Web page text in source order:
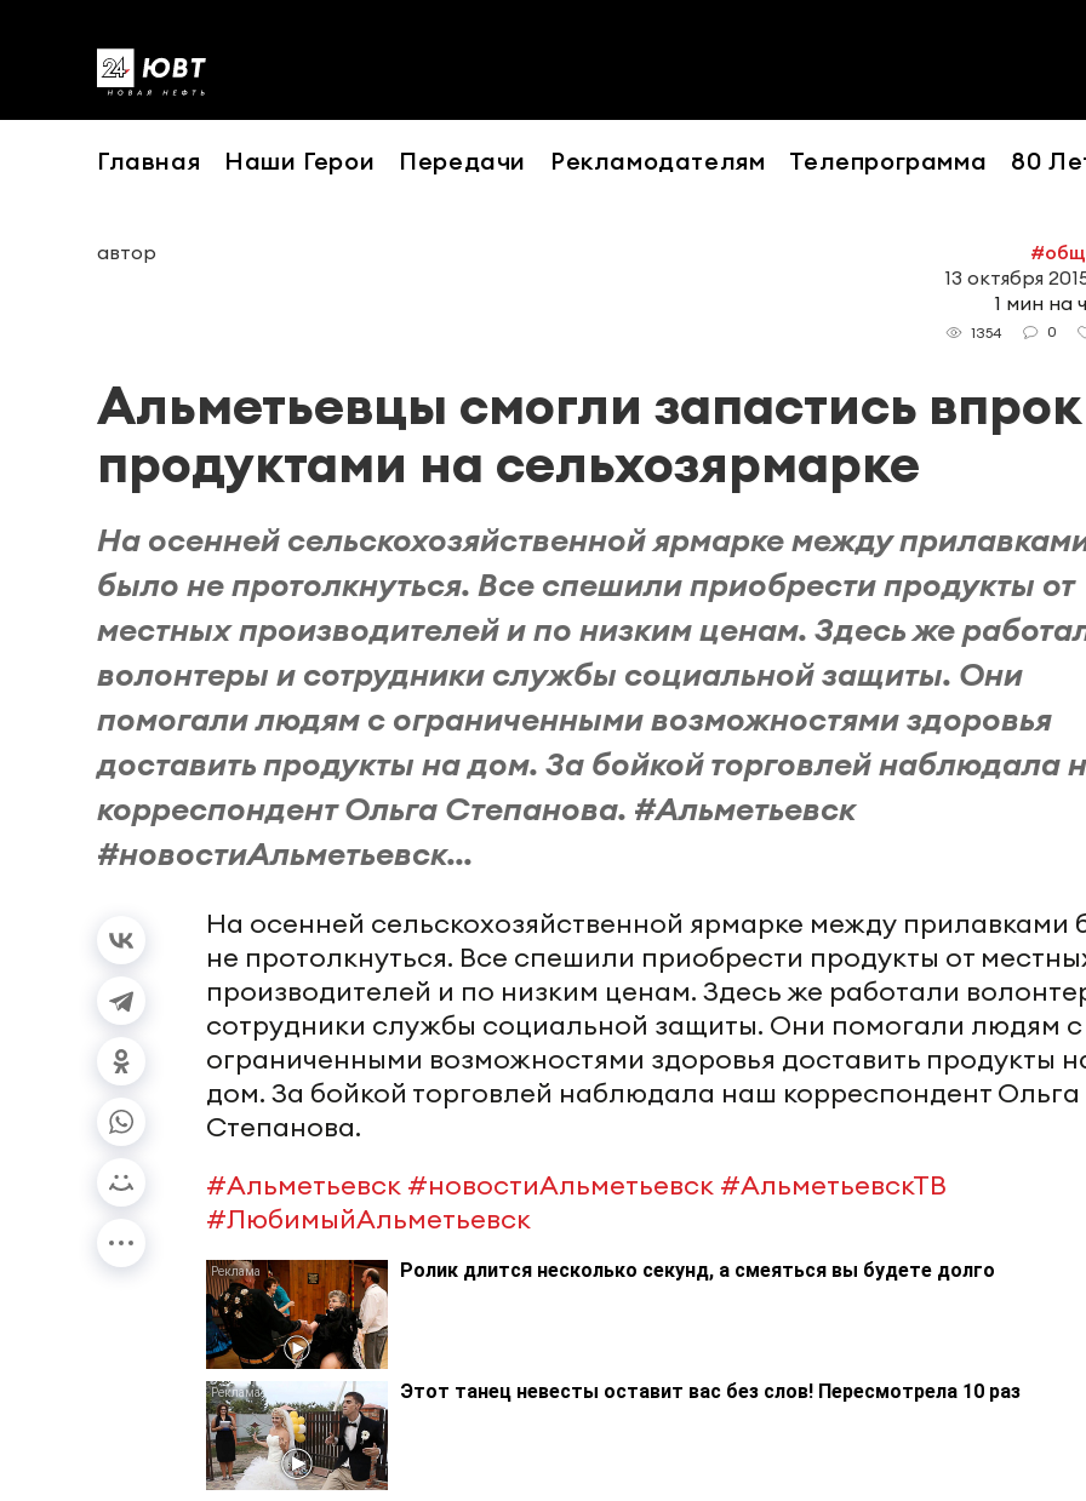
Главная Наши Герои Передачи Рекламодателям Телепрограмма 80
автор
13 октября
1 мин на
1354 0
Альметьевцы смогли запастись впрок
продуктами на сельхозярмарке
На осенней сельскохозяйственной ярмарке между
было не протолкнуться. Все спешили приобрести продукты от
местных производителей и по низким ценам. Здесь же
волонтеры и сотрудники службы социальной защиты. Они
помогали людям с ограниченными возможностями здоровья
доставить продукты на дом. За бойкой торговлей наблюдала
корреспондент Ольга Степанова. #Альметьевск
#новостиАльметьевск...
На осенней сельскохозяйственной ярмарке между прилавками
не протолкнуться. Все спешили приобрести продукты от
производителей и по низким ценам. Здесь же работали
сотрудники службы социальной защиты. Они помогали людям с
ограниченными возможностями здоровья доставить продукты
дом. За бойкой торговлей наблюдала наш корреспондент Ольга
Степанова.
#Альметьевск #новостиАльметьевск #АльметьевскТВ
#ЛюбимыйАльметьевск
Ролик длится несколько секунд, а смеяться вы будете долго
Этот танец невесты оставит вас без слов! Пересмотрела 10 раз